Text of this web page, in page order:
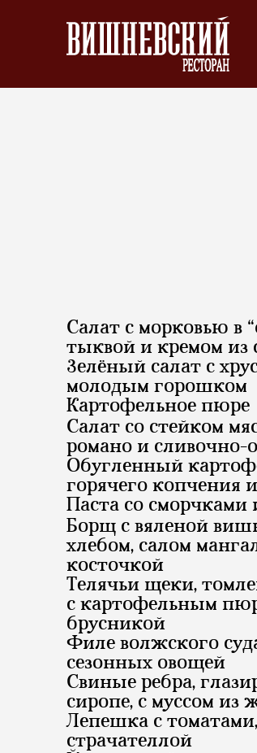
Салат с морковью в
тыквой и кремом из
Зелёный салат с
молодым горошком
Картофельное пюре
Салат со стейком
романо и сливочно-
Обугленный
горячего копчения
Паста со
Борщ с вяленой
хлебом, салом
косточкой
Телячьи щеки,
с картофельным
брусникой
Филе волжского
сезонных овощей
Свиные ребра,
сиропе, с муссом из
Лепешка с
страчателлой